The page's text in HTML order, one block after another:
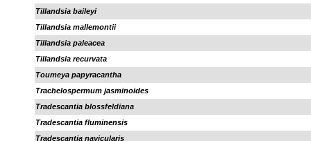
Tillandsia baileyi
Tillandsia mallemontii
Tillandsia paleacea
Tillandsia recurvata
Toumeya papyracantha
Trachelospermum jasminoides
Tradescantia blossfeldiana
Tradescantia fluminensis
Tradescantia navicularis